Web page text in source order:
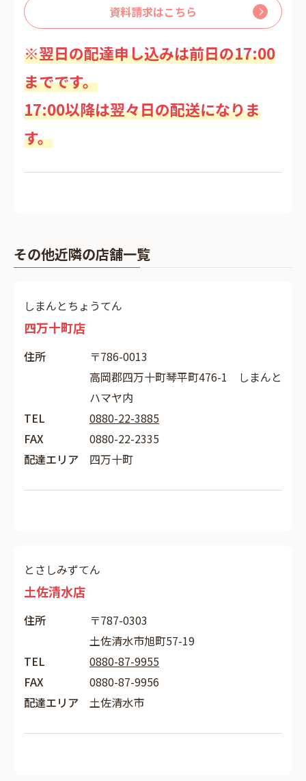
資料請求はこちら
※翌日の配達申し込みは前日の17:00
までです。
17:00以降は翌々日の配送になりま
す。
その他近隣の店舗一覧
しまんとちょうてん
四万十町店
住所
〒786-0013
高岡郡四万十町琴平町476-1 しまんと
ハマヤ内
TEL
0880-22-3885
FAX
0880-22-2335
配達エリア
四万十町
とさしみずてん
土佐清水店
住所
〒787-0303
土佐清水市旭町57-19
TEL
0880-87-9955
FAX
0880-87-9956
配達エリア
土佐清水市